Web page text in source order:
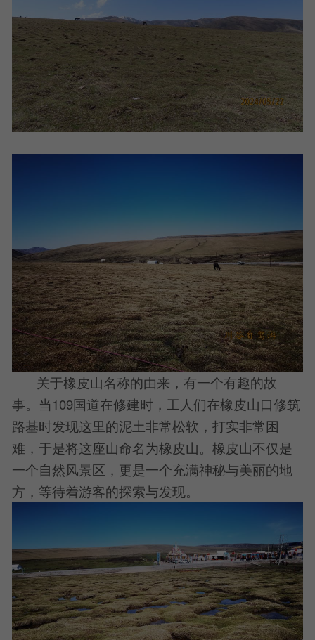
关于橡皮山名称的由来，有一个有趣的故
事。当109国道在修建时，工人们在橡皮山口修筑
路基时发现这里的泥土非常松软，打实非常困
难，于是将这座山命名为橡皮山。橡皮山不仅是
一个自然风景区，更是一个充满神秘与美丽的地
方，等待着游客的探索与发现。